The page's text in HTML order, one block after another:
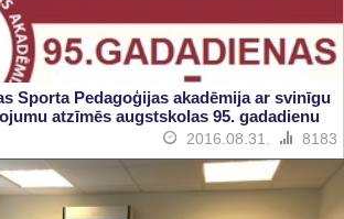
Sporta Pedagoģijas akadēmija ar svinīgu
atzīmēs augstskolas 95. gadadienu
2016.08.31. 8183